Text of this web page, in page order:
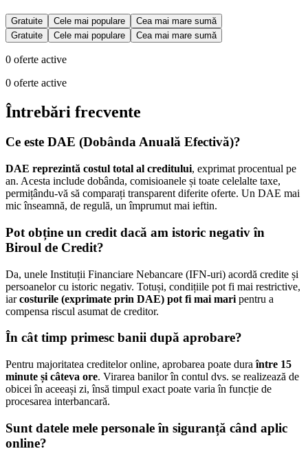
Gratuite Cele mai populare
Cea mai mare sumă
Gratuite
Cele mai populare Cea mai mare sumă
0 oferte active
0 oferte active
Întrebări frecvente
Ce este DAE (Dobânda Anuală Efectivă)?
DAE reprezintă costul total al creditului, exprimat procentual pe
an. Acesta include dobânda, comisioanele și toate celelalte taxe,
permițându-vă să comparați transparent diferite oferte. Un DAE mai
mic înseamnă, de regulă, un împrumut mai ieftin.
Pot obține un credit dacă am istoric negativ în
Biroul de Credit?
Da, unele Instituții Financiare Nebancare (IFN-uri) acordă credite și
persoanelor cu istoric negativ. Totuși, condițiile pot fi mai restrictive,
iarcosturile (exprimate prin DAE) pot fi mai mari pentru a
compensa riscul asumat de creditor.
În cât timp primesc banii după aprobare?
Pentru majoritatea creditelor online, aprobarea poate duraîntre 15
minute și câteva ore. Virarea banilor în contul dvs. se realizează de
obicei în aceeași zi, însă timpul exact poate varia în funcție de
procesarea interbancară.
Sunt datele mele personale în siguranță când aplic
online?